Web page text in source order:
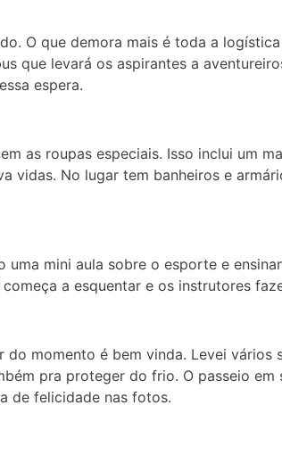
O que demora mais é toda a
que levará os aspirantes a
espera.
as roupas especiais. Isso inclui um
vidas. No lugar tem banheiros e
mini aula sobre o esporte e
a esquentar e os instrutores
momento é bem vinda. Levei
pra proteger do frio. O passeio
de felicidade nas fotos.